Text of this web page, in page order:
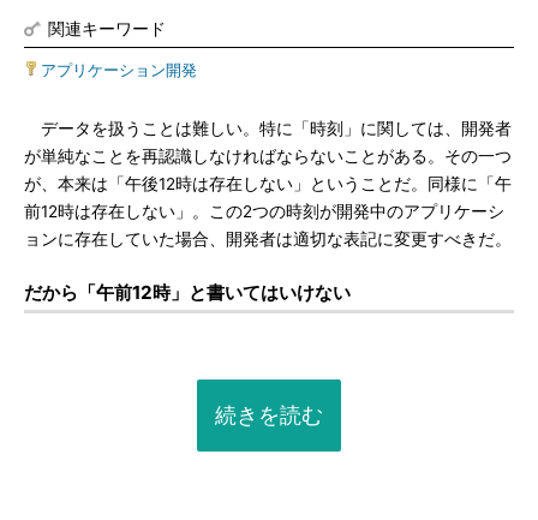
関連キーワード
アプリケーション開発
データを扱うことは難しい。特に「時刻」に関しては、開発者
が単純なことを再認識しなければならないことがある。その一つ
が、本来は「午後12時は存在しない」ということだ。同様に「午
前12時は存在しない」。この2つの時刻が開発中のアプリケーシ
ョンに存在していた場合、開発者は適切な表記に変更すべきだ。
だから「午前12時」と書いてはいけない
続きを読む